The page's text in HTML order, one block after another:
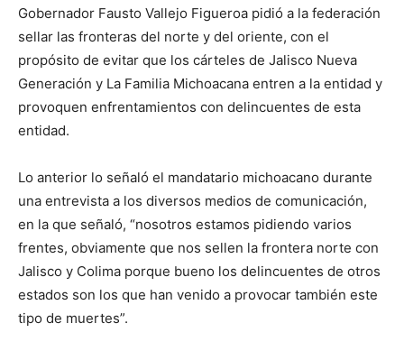
Gobernador Fausto Vallejo Figueroa pidió a la federación
sellar las fronteras del norte y del oriente, con el
propósito de evitar que los cárteles de Jalisco Nueva
Generación y La Familia Michoacana entren a la entidad y
provoquen enfrentamientos con delincuentes de esta
entidad.
Lo anterior lo señaló el mandatario michoacano durante
una entrevista a los diversos medios de comunicación,
en la que señaló, “nosotros estamos pidiendo varios
frentes, obviamente que nos sellen la frontera norte con
Jalisco y Colima porque bueno los delincuentes de otros
estados son los que han venido a provocar también este
tipo de muertes”.